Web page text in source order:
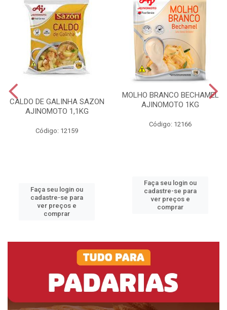
CALDO DE GALINHA SAZON
AJINOMOTO 1,1KG
Código: 12159
Faça seu login ou
cadastre-se para
ver preços e
comprar
MOLHO BRANCO BECHAMEL
AJINOMOTO 1KG
Código: 12166
Faça seu login ou
cadastre-se para
ver preços e
comprar